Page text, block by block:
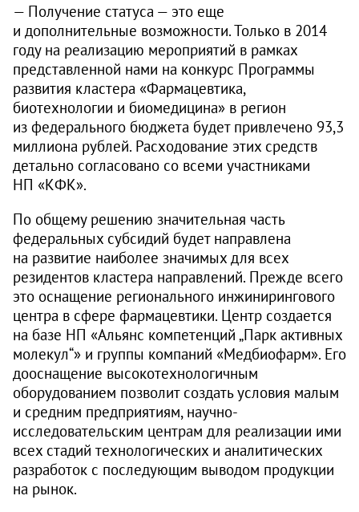
— Получение статуса — это еще
и дополнительные возможности. Только в 2014
году на реализацию мероприятий в рамках
представленной нами на конкурс Программы
развития кластера «Фармацевтика,
биотехнологии и биомедицина» в регион
из федерального бюджета будет привлечено 93,3
миллиона рублей. Расходование этих средств
детально согласовано со всеми участниками
НП «КФК».
По общему решению значительная часть
федеральных субсидий будет направлена
на развитие наиболее значимых для всех
резидентов кластера направлений. Прежде всего
это оснащение регионального инжинирингового
центра в сфере фармацевтики. Центр создается
на базе НП «Альянс компетенций „Парк активных
молекул“» и группы компаний «Медбиофарм». Его
дооснащение высокотехнологичным
оборудованием позволит создать условия малым
и средним предприятиям, научно-
исследовательским центрам для реализации ими
всех стадий технологических и аналитических
разработок с последующим выводом продукции
на рынок.